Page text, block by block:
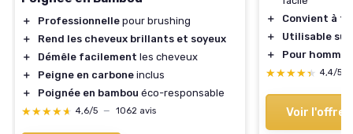
＋ Professionnelle pour brushing
＋
Rend les cheveux brillants et soyeux
＋
Démêle facilement les cheveux
＋
Peigne en carbone inclus
＋
Poignée en bambou éco-responsable
★★★★★
★★★★★ 4,6/5 — 1062 avis
＋
Convient à
＋
Utilisable sur
＋
Pour
★★★★★
★★★★★ 4,4/5
Voir l'offre